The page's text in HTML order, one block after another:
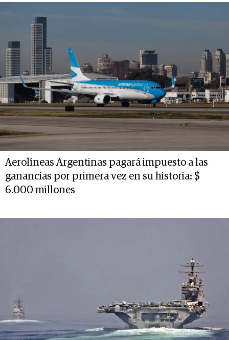
Aerolíneas Argentinas pagará impuesto a las
ganancias por primera vez en su historia: $
6.000 millones